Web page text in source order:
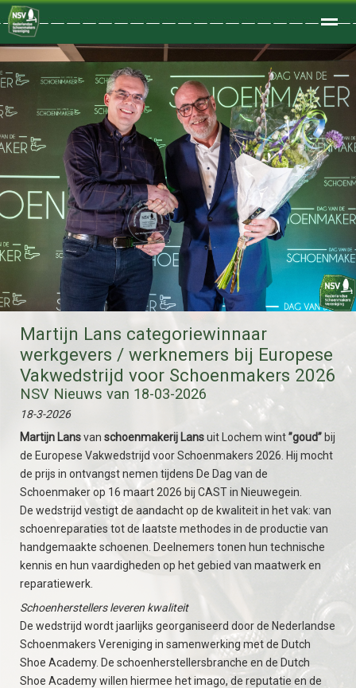
Welkom
Zoeken Foto's
Martijn Lans categoriewinnaar
werkgevers / werknemers bij Europese
Vakwedstrijd voor Schoenmakers 2026
NSV Nieuws van 18-03-2026
18-3-2026
Martijn Lansvan schoenmakerij Lansuit Lochem wint”goud” bij
de Europese Vakwedstrijd voor Schoenmakers 2026. Hij mocht
de prijs in ontvangst nemen tijdens De Dag van de
Schoenmaker op 16 maart 2026 bij CAST in Nieuwegein.
De wedstrijd vestigt de aandacht op de kwaliteit in het vak: van
schoenreparaties tot de laatste methodes in de productie van
handgemaakte schoenen. Deelnemers tonen hun technische
kennis en hun vaardigheden op het gebied van maatwerk en
reparatiewerk.
Schoenherstellers leveren kwaliteit
De wedstrijd wordt jaarlijks georganiseerd door de Nederlandse
Schoenmakers Vereniging in samenwerking met de Dutch
Shoe Academy. De schoenherstellersbranche en de Dutch
Shoe Academy willen hiermee het imago, de reputatie en de